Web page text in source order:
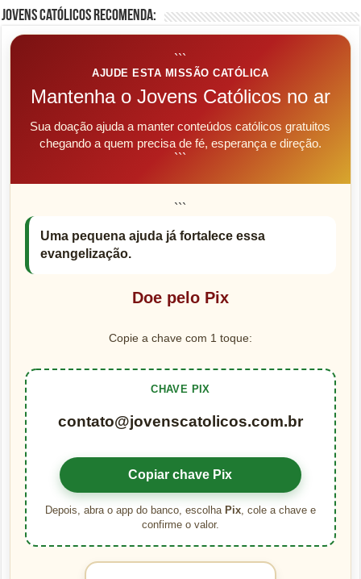
Jovens Católicos Recomenda:
```
AJUDE ESTA MISSÃO CATÓLICA
Mantenha o Jovens Católicos no ar
Sua doação ajuda a manter conteúdos católicos gratuitos
chegando a quem precisa de fé, esperança e direção.
```
```
Uma pequena ajuda já fortalece essa
evangelização.
Doe pelo Pix
Copie a chave com 1 toque:
CHAVE PIX
contato@jovenscatolicos.com.br
Copiar chave Pix
Depois, abra o app do banco, escolha Pix, cole a chave e
confirme o valor.